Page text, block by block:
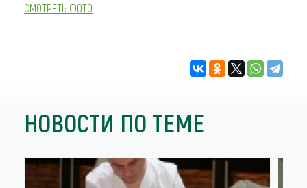
СМОТРЕТЬ ФОТО
НОВОСТИ ПО ТЕМЕ